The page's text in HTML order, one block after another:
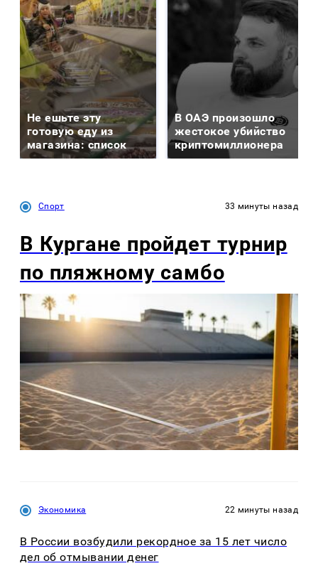
Не ешьте эту
готовую еду из
магазина: список
В ОАЭ произошло
жестокое убийство
криптомиллионера
Спорт 33 минуты назад
В Кургане пройдет турнир
по пляжному самбо
Экономика 22 минуты назад
В России возбудили рекордное за 15 лет число
дел об отмывании денег